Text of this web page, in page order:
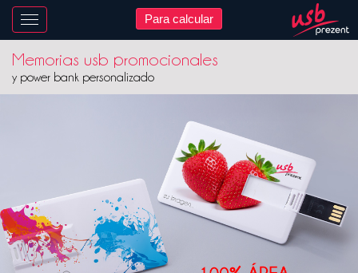
Nawigacja Para calcular
Memorias usb promocionales
y power bank personalizado